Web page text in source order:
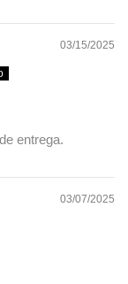
03/15/2025
entrega.
03/07/2025
elige la